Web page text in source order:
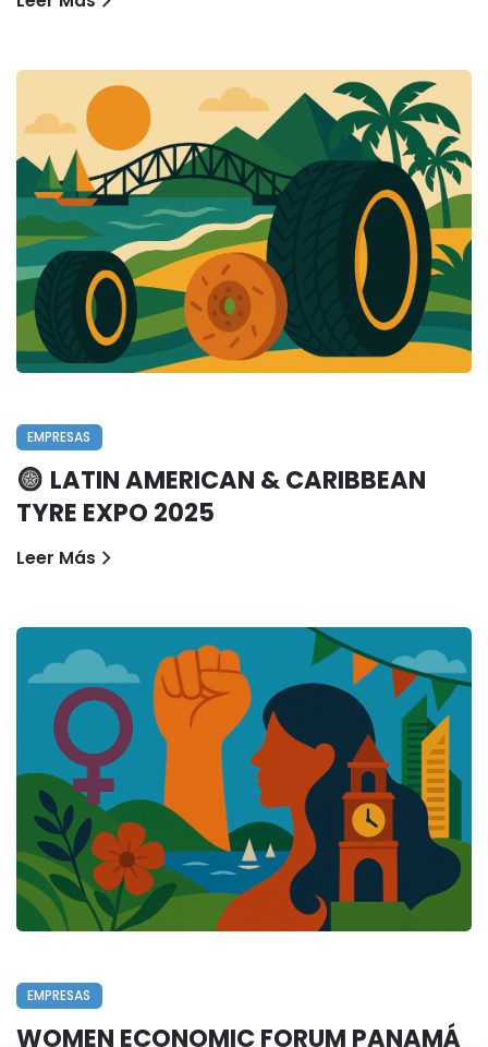
EMPRESAS
LATIN AMERICAN & CARIBBEAN
TYRE EXPO 2025
Leer Más
EMPRESAS
WOMEN ECONOMIC FORUM PANAMÁ